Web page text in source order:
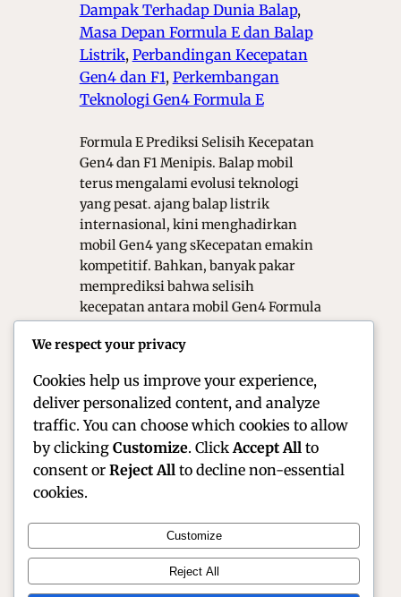
Dampak Terhadap Dunia Balap ,
Masa Depan Formula E dan Balap
Listrik, Perbandingan Kecepatan
Gen4 dan F1, Perkembangan
Teknologi Gen4 Formula E
Formula E Prediksi Selisih Kecepatan
Gen4 dan F1 Menipis. Balap mobil
terus mengalami evolusi teknologi
yang pesat. ajang balap listrik
internasional, kini menghadirkan
mobil Gen4 yang sKecepatan emakin
kompetitif. Bahkan, banyak pakar
memprediksi bahwa selisih
kecepatan antara mobil Gen4 Formula
Fenomena ini menarik perhatian
Official Site of Christian Montanari | Racer &
Motorsport Profile
We respect your privacy
Cookies help us improve your experience,
deliver personalized content, and analyze
traffic. You can choose which cookies to allow
by clicking Customize. Click Accept All to
consent or Reject All to decline non-essential
cookies.
Customize
Reject All